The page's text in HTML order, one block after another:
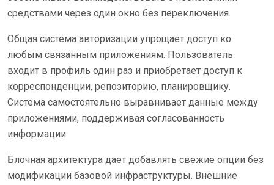
средствами через один окно без переключения.
Общая система авторизации упрощает доступ ко
любым связанным приложениям. Пользователь
входит в профиль один раз и приобретает доступ к
корреспонденции, репозиторию, планировщику.
Система самостоятельно выравнивает данные между
приложениями, поддерживая согласованность
информации.
Блочная архитектура дает добавлять свежие опции без
модификации базовой инфраструктуры. Внешние